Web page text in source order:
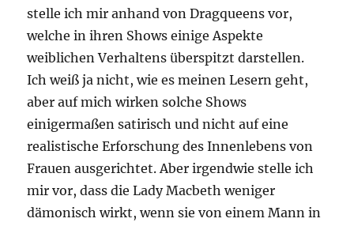
stelle ich mir anhand von Dragqueens vor,
welche in ihren Shows einige Aspekte
weiblichen Verhaltens überspitzt darstellen.
Ich weiß ja nicht, wie es meinen Lesern geht,
aber auf mich wirken solche Shows
einigermaßen satirisch und nicht auf eine
realistische Erforschung des Innenlebens von
Frauen ausgerichtet. Aber irgendwie stelle ich
mir vor, dass die Lady Macbeth weniger
dämonisch wirkt, wenn sie von einem Mann in